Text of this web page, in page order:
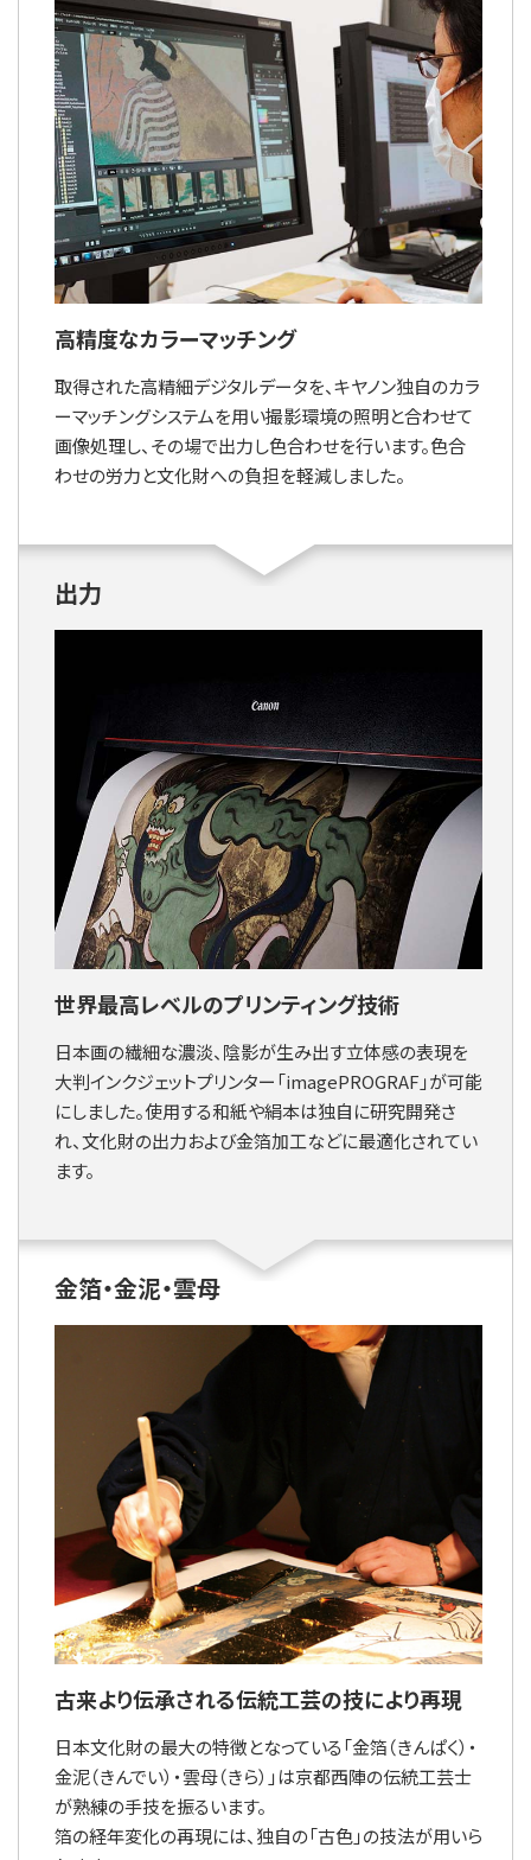
高精度なカラーマッチング
取得された高精細デジタルデータを、キヤノン独自のカラ
ーマッチングシステムを用い撮影環境の照明と合わせて
画像処理し、その場で出力し色合わせを行います。色合
わせの労力と文化財への負担を軽減しました。
出力
世界最高レベルのプリンティング技術
日本画の繊細な濃淡、陰影が生み出す立体感の表現を
大判インクジェットプリンター「imagePROGRAF」が可能
にしました。使用する和紙や絹本は独自に研究開発さ
れ、文化財の出力および金箔加工などに最適化されてい
ます。
金箔・金泥・雲母
古来より伝承される伝統工芸の技により再現
日本文化財の最大の特徴となっている「金箔（きんぱく）・
金泥（きんでい）・雲母（きら）」は京都西陣の伝統工芸士
が熟練の手技を振るいます。
箔の経年変化の再現には、独自の「古色」の技法が用いら